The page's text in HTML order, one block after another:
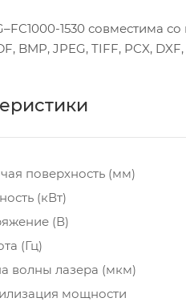
1530 совместима
BMP, JPEG, TIFF, PCX,
поверхность (мм)
(кВт)
(В)
(Гц)
волны лазера (мкм)
мощности